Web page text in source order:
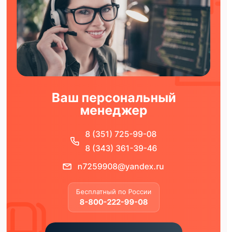
Ваш персональный
менеджер
8 (351) 725-99-08
8 (343) 361-39-46
n7259908@yandex.ru
Бесплатный по России
8-800-222-99-08